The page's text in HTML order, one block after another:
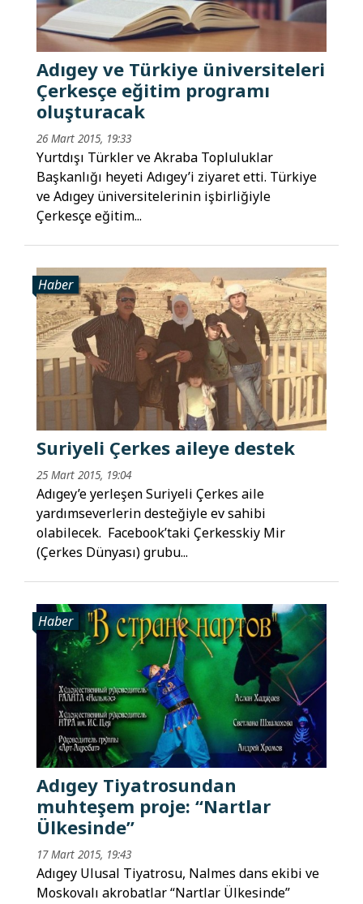
Adıgey ve Türkiye üniversiteleri
Çerkesçe eğitim programı
oluşturacak
26 Mart 2015, 19:33
Yurtdışı Türkler ve Akraba Topluluklar
Başkanlığı heyeti Adıgey’i ziyaret etti. Türkiye
ve Adıgey üniversitelerinin işbirliğiyle
Çerkesçe eğitim...
Haber
Suriyeli Çerkes aileye destek
25 Mart 2015, 19:04
Adıgey’e yerleşen Suriyeli Çerkes aile
yardımseverlerin desteğiyle ev sahibi
olabilecek. Facebook’taki Çerkesskiy Mir
(Çerkes Dünyası) grubu...
Haber
Adıgey Tiyatrosundan
muhteşem proje: “Nartlar
Ülkesinde”
17 Mart 2015, 19:43
Adıgey Ulusal Tiyatrosu, Nalmes dans ekibi ve
Moskovalı akrobatlar “Nartlar Ülkesinde”